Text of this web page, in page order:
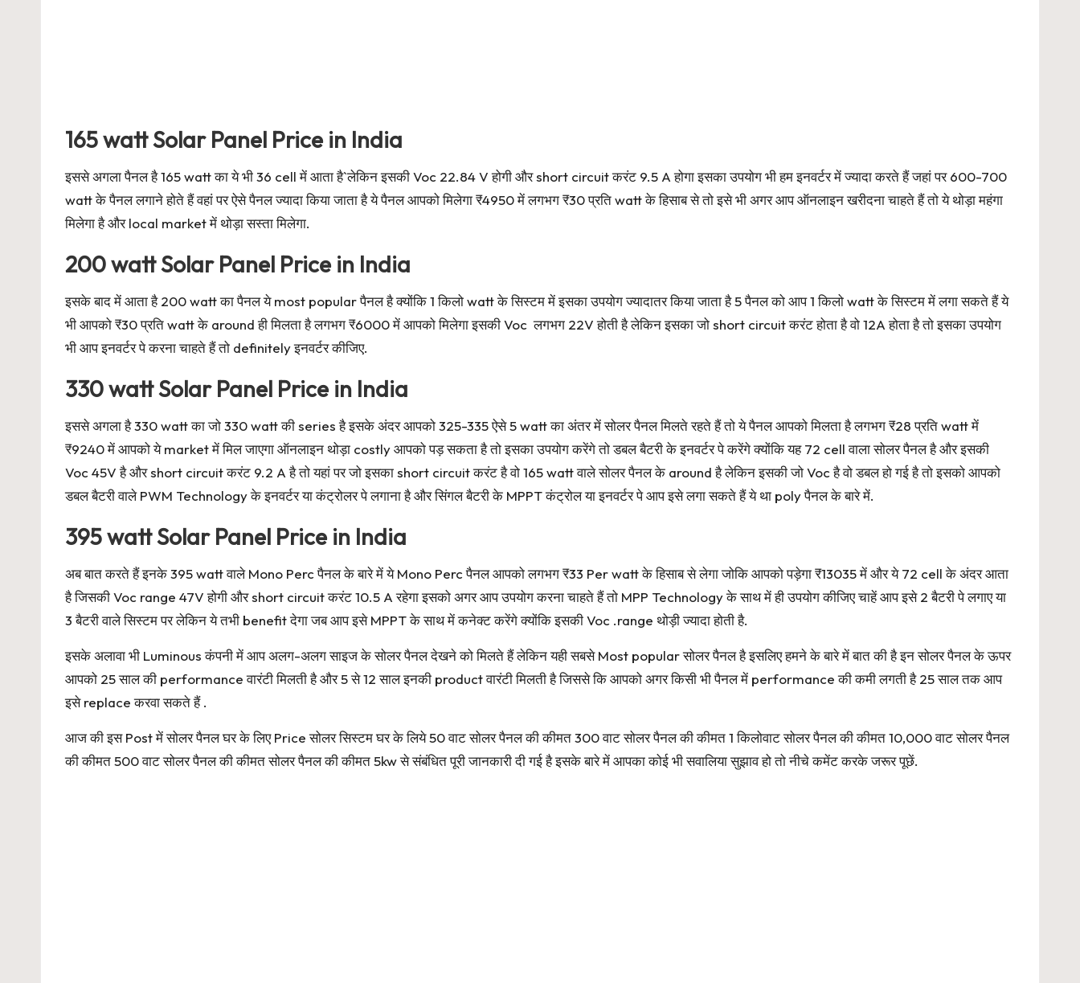
165 watt Solar Panel Price in India
इससे अगला पैनल है 165 watt का ये भी 36 cell में आता है`लेकिन इसकी Voc 22.84 V होगी और short circuit करंट 9.5 A होगा इसका उपयोग भी हम इनवर्टर में ज्यादा करते हैं जहां पर 600-700
watt के पैनल लगाने होते हैं वहां पर ऐसे पैनल ज्यादा किया जाता है ये पैनल आपको मिलेगा ₹4950 में लगभग ₹30 प्रति watt के हिसाब से तो इसे भी अगर आप ऑनलाइन खरीदना चाहते हैं तो ये थोड़ा महंगा
मिलेगा है और local market में थोड़ा सस्ता मिलेगा.
200 watt Solar Panel Price in India
इसके बाद में आता है 200 watt का पैनल ये most popular पैनल है क्योंकि 1 किलो watt के सिस्टम में इसका उपयोग ज्यादातर किया जाता है 5 पैनल को आप 1 किलो watt के सिस्टम में लगा सकते हैं ये
भी आपको ₹30 प्रति watt के around ही मिलता है लगभग ₹6000 में आपको मिलेगा इसकी Voc लगभग 22V होती है लेकिन इसका जो short circuit करंट होता है वो 12A होता है तो इसका उपयोग
भी आप इनवर्टर पे करना चाहते हैं तो definitely इनवर्टर कीजिए.
330 watt Solar Panel Price in India
इससे अगला है 330 watt का जो 330 watt की series है इसके अंदर आपको 325-335 ऐसे 5 watt का अंतर में सोलर पैनल मिलते रहते हैं तो ये पैनल आपको मिलता है लगभग ₹28 प्रति watt में
₹9240 में आपको ये market में मिल जाएगा ऑनलाइन थोड़ा costly आपको पड़ सकता है तो इसका उपयोग करेंगे तो डबल बैटरी के इनवर्टर पे करेंगे क्योंकि यह 72 cell वाला सोलर पैनल है और इसकी
Voc 45V है और short circuit करंट 9.2 A है तो यहां पर जो इसका short circuit करंट है वो 165 watt वाले सोलर पैनल के around है लेकिन इसकी जो Voc है वो डबल हो गई है तो इसको आपको
डबल बैटरी वाले PWM Technology के इनवर्टर या कंट्रोलर पे लगाना है और सिंगल बैटरी के MPPT कंट्रोल या इनवर्टर पे आप इसे लगा सकते हैं ये था poly पैनल के बारे में.
395 watt Solar Panel Price in India
अब बात करते हैं इनके 395 watt वाले Mono Perc पैनल के बारे में ये Mono Perc पैनल आपको लगभग ₹33 Per watt के हिसाब से लेगा जोकि आपको पड़ेगा ₹13035 में और ये 72 cell के अंदर आता
है जिसकी Voc range 47V होगी और short circuit करंट 10.5 A रहेगा इसको अगर आप उपयोग करना चाहते हैं तो MPP Technology के साथ में ही उपयोग कीजिए चाहें आप इसे 2 बैटरी पे लगाए या
3 बैटरी वाले सिस्टम पर लेकिन ये तभी benefit देगा जब आप इसे MPPT के साथ में कनेक्ट करेंगे क्योंकि इसकी Voc .range थोड़ी ज्यादा होती है.
इसके अलावा भी Luminous कंपनी में आप अलग-अलग साइज के सोलर पैनल देखने को मिलते हैं लेकिन यही सबसे Most popular सोलर पैनल है इसलिए हमने के बारे में बात की है इन सोलर पैनल के ऊपर
आपको 25 साल की performance वारंटी मिलती है और 5 से 12 साल इनकी product वारंटी मिलती है जिससे कि आपको अगर किसी भी पैनल में performance की कमी लगती है 25 साल तक आप
इसे replace करवा सकते हैं .
आज की इस Post में सोलर पैनल घर के लिए Price सोलर सिस्टम घर के लिये 50 वाट सोलर पैनल की कीमत 300 वाट सोलर पैनल की कीमत 1 किलोवाट सोलर पैनल की कीमत 10,000 वाट सोलर पैनल
की कीमत 500 वाट सोलर पैनल की कीमत सोलर पैनल की कीमत 5kw से संबंधित पूरी जानकारी दी गई है इसके बारे में आपका कोई भी सवालिया सुझाव हो तो नीचे कमेंट करके जरूर पूछें.